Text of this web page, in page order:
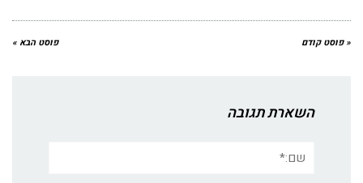
« פוסט קודם פוסט הבא »
השארת תגובה